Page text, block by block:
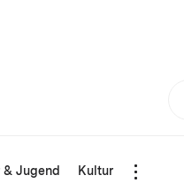
& Jugend Kultur